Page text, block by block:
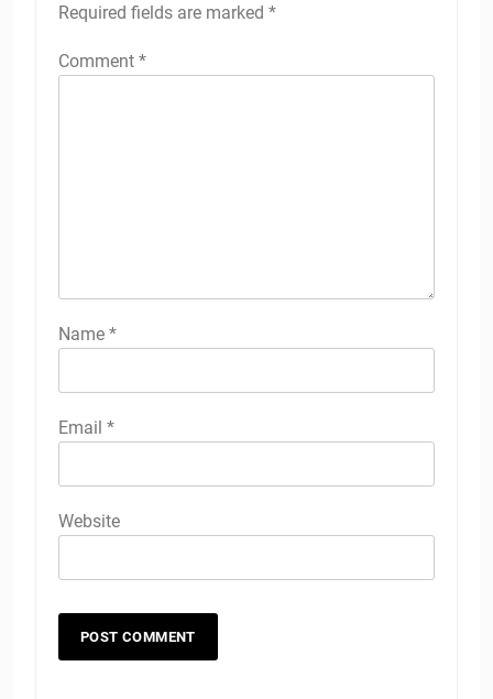
Required fields are marked *
Comment *
Name *
Email *
Website